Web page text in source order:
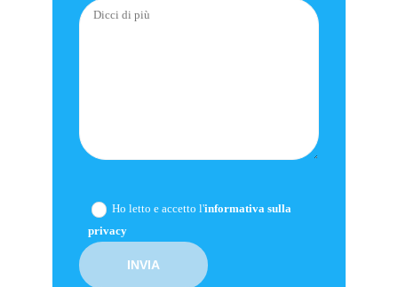
Ho letto e accetto l'informativa sulla
privacy